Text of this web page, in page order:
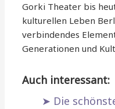
Gorki Theater bis
kulturellen Leben
verbindendes
Generationen und
Auch interessant:
Die